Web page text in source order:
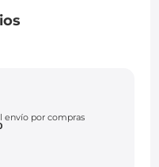
envío por compras